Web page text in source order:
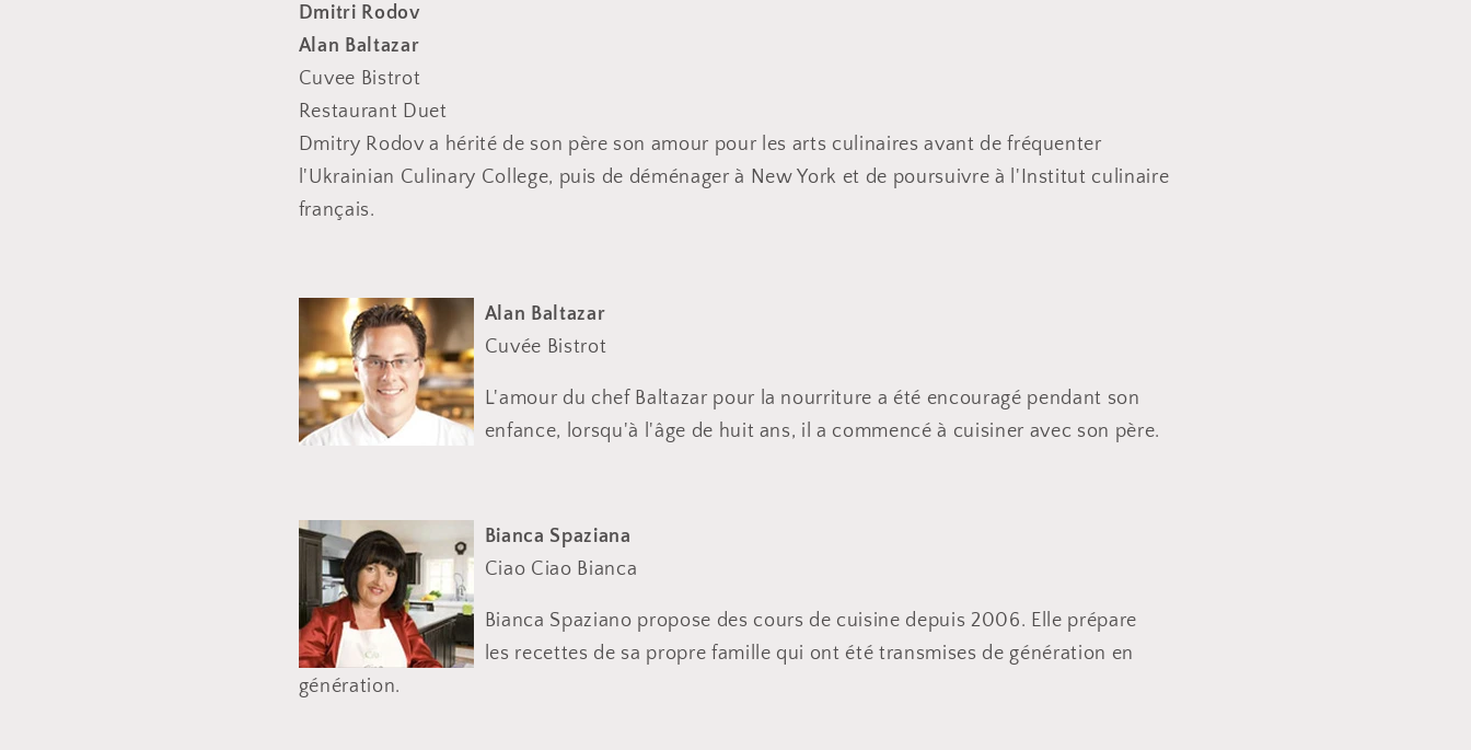
Dmitri Rodov
Alan Baltazar
Cuvee Bistrot
Restaurant Duet
Dmitry Rodov a hérité de son père son amour pour les arts culinaires avant de fréquenter
l'Ukrainian Culinary College, puis de déménager à New York et de poursuivre à l'Institut culinaire
français.
Alan Baltazar
Cuvée Bistrot
L'amour du chef Baltazar pour la nourriture a été encouragé pendant son
enfance, lorsqu'à l'âge de huit ans, il a commencé à cuisiner avec son père.
Bianca Spaziana
Ciao Ciao Bianca
Bianca Spaziano propose des cours de cuisine depuis 2006. Elle prépare
les recettes de sa propre famille qui ont été transmises de génération en
génération.